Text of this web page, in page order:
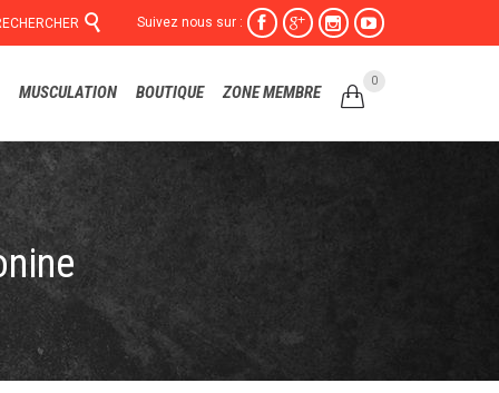
 Suivez nous sur :    
to
MUSCULATION BOUTIQUE ZONE MEMBRE 
0